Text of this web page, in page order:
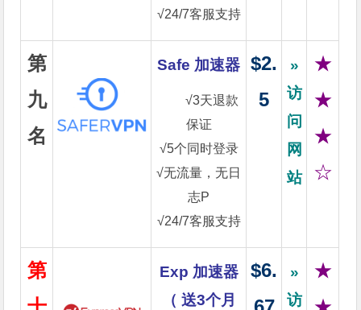
√24/7客服支持
第
九
名
Safe 加速器
√3天退款
保证
√5个同时登录
√无流量，无日
志P
√24/7客服支持
$2.
5
»
访
问
网
站
★
★
★
☆
第
Exp 加速器
（ 送3个月
$6.
»
访
★